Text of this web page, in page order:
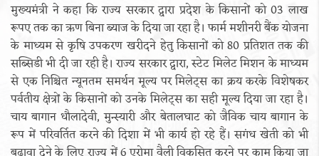
मुख्यमंत्री ने कहा कि राज्य सरकार द्वारा प्रदेश के किसानों को 03 लाख
रूपए तक का ऋण बिना ब्याज के दिया जा रहा है। फार्म मशीनरी बैंक योजना
के माध्यम से कृषि उपकरण खरीदने हेतु किसानों को 80 प्रतिशत तक की
सब्सिडी भी दी जा रही है। राज्य सरकार द्वारा, स्टेट मिलेट मिशन के माध्यम
से एक निश्चित न्यूनतम समर्थन मूल्य पर मिलेट्स का क्रय करके विशेषकर
पर्वतीय क्षेत्रों के किसानों को उनके मिलेट्स का सही मूल्य दिया जा रहा है।
चाय बागान धौलादेवी, मुन्स्यारी और बेतालघाट को जैविक चाय बागान के
रूप में परिवर्तित करने की दिशा में भी कार्य हो रहे हैं। सगंध खेती को भी